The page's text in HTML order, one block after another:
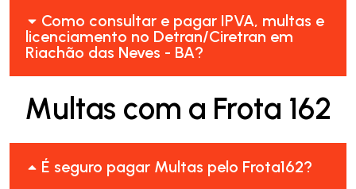
Como consultar e pagar IPVA, multas e
licenciamento no Detran/Ciretran em
Riachão das Neves - BA?
Multas com a Frota 162
É seguro pagar Multas pelo Frota162?